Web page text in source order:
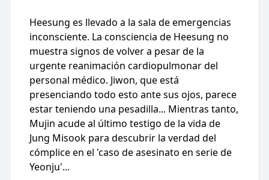
Heesung es llevado a la sala de emergencias
inconsciente. La consciencia de Heesung no
muestra signos de volver a pesar de la
urgente reanimación cardiopulmonar del
personal médico. Jiwon, que está
presenciando todo esto ante sus ojos, parece
estar teniendo una pesadilla... Mientras tanto,
Mujin acude al último testigo de la vida de
Jung Misook para descubrir la verdad del
cómplice en el 'caso de asesinato en serie de
Yeonju'...